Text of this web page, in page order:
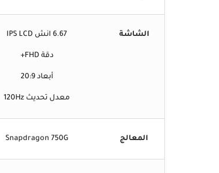
الشاشة 6.67 انش IPS LCD
دقة FHD+
أبعاد 20:9
معدل تحديث 120Hz
المعالج Snapdragon 750G